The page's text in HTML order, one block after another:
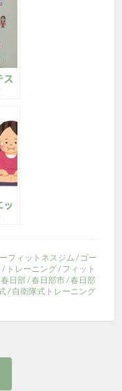
ス
ッ
フィットネスジム /ゴー
/ トレーニング/フィット
春日部/春日部市/春日部
/自衛隊式トレーニング